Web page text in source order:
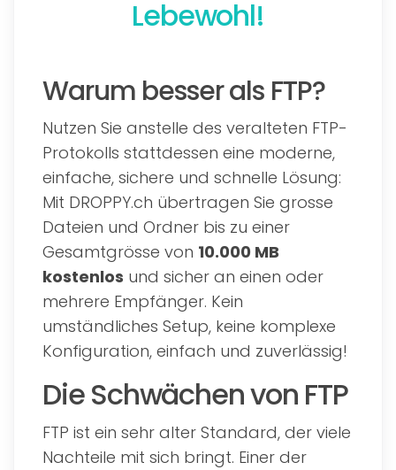
Lebewohl!
Warum besser als FTP?
Nutzen Sie anstelle des veralteten FTP-
Protokolls stattdessen eine moderne,
einfache, sichere und schnelle Lösung:
Mit DROPPY.ch übertragen Sie grosse
Dateien und Ordner bis zu einer
Gesamtgrösse von 10.000 MB
kostenlos und sicher an einen oder
mehrere Empfänger. Kein
umständliches Setup, keine komplexe
Konfiguration, einfach und zuverlässig!
Die Schwächen von FTP
FTP ist ein sehr alter Standard, der viele
Nachteile mit sich bringt. Einer der